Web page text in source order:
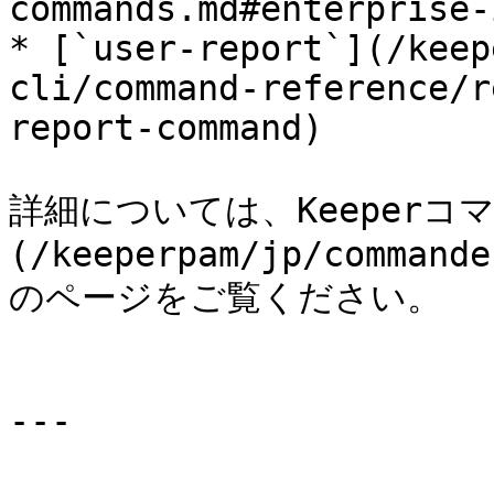
* [`user-report`](/
cli/command-reference/
report-command)
詳細については、Keeperコ
(/keeperpam/jp/
のページをご覧ください。
---